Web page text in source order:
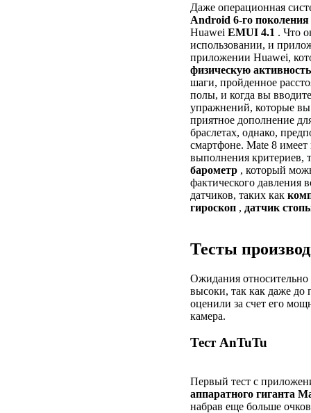
Даже операционная
Android 6-го поколения
Huawei EMUI 4.1 . Что
использовании, и
приложении Huawei,
физическую
шаги, пройденное
полы, и когда вы
упражнений, которые
приятное дополнение
браслетах, однако,
смартфоне. Mate 8
выполнения критериев,
барометр , который
фактического давления
датчиков, таких как
гироскоп , датчик
Тесты
Ожидания
высоки, так как даже до
оценили за счет его
камера.
Тест AnTuTu
Первый тест с
аппаратного гиганта
набрав еще больше